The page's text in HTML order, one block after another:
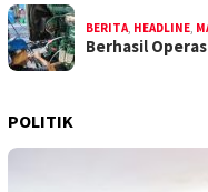
BERITA HEADLINE
Berhasil
POLITIK